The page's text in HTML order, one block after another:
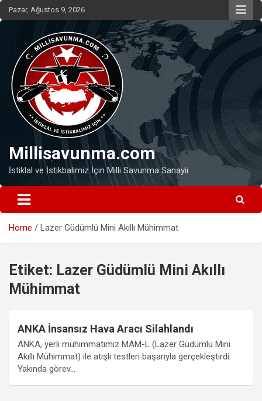
Skip
to
Pazar, Ağustos 9, 2026
Millisavunma.com
İstiklal ve İstikbalimiz İçin Milli Savunma Sanayii
Home Lazer Güdümlü Mini Akıllı Mühimmat
Etiket: Lazer Güdümlü Mini Akıllı
Mühimmat
ANKA İnsansız Hava Aracı Silahlandı
ANKA, yerli mühimmatımız MAM-L (Lazer Güdümlü Mini
Akıllı Mühimmat) ile atışlı testleri başarıyla gerçekleştirdi.
Yakında görev…